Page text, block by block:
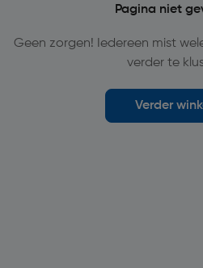
Pagina niet
Geen zorgen! Iedereen mist
verder te
Verder